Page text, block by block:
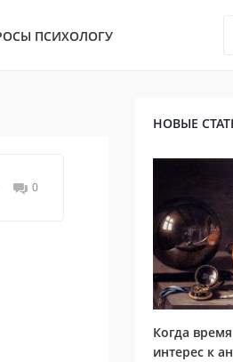
ПСИХОЛОГУ
0
НОВЫЕ
Когда
интерес к